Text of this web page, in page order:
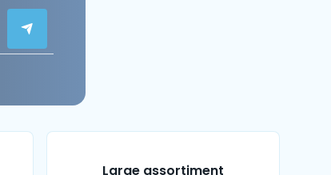
Large assortiment